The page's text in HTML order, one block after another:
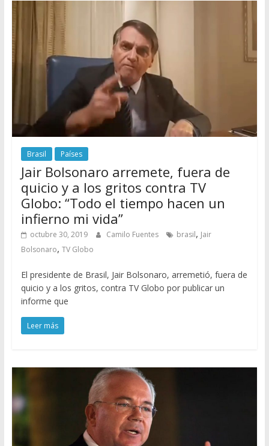
Brasil Países
Jair Bolsonaro arremete, fuera de
quicio y a los gritos contra TV
Globo: “Todo el tiempo hacen un
infierno mi vida”
octubre 30, 2019 Camilo Fuentes brasil, Jair
Bolsonaro, TV Globo
El presidente de Brasil, Jair Bolsonaro, arremetió, fuera de
quicio y a los gritos, contra TV Globo por publicar un
informe que
Leer más